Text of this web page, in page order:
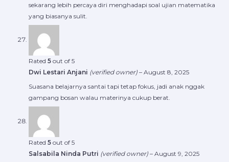
sekarang lebih percaya diri menghadapi soal ujian matematika
yang biasanya sulit.
Rated 5 out of 5
Dwi Lestari Anjani (verified owner) – August 8, 2025
Suasana belajarnya santai tapi tetap fokus, jadi anak nggak
gampang bosan walau materinya cukup berat.
Rated 5 out of 5
Salsabila Ninda Putri (verified owner) – August 9, 2025